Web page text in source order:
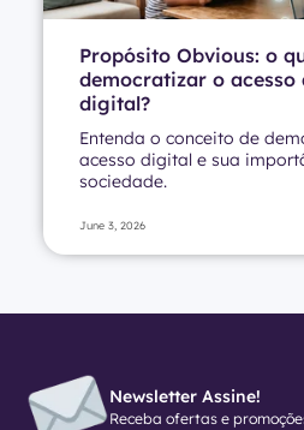
Propósito Obvious: o
democratizar o acesso
digital?
Entenda o conceito de
acesso digital e sua
sociedade.
June 3, 2026
Newsletter Assine!
Receba ofertas e